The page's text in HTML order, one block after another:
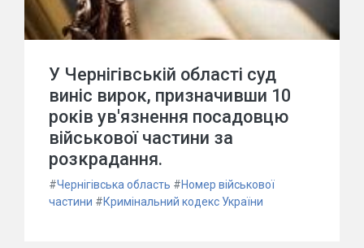
У Чернігівській області суд
виніс вирок, призначивши 10
років ув'язнення посадовцю
військової частини за
розкрадання.
#Чернігівська область #Номер військової
частини #Кримінальний кодекс України